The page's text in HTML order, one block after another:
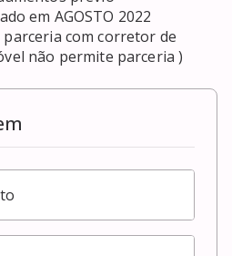
não permite parceria )